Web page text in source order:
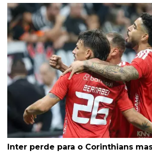
Inter perde para o Corinthians